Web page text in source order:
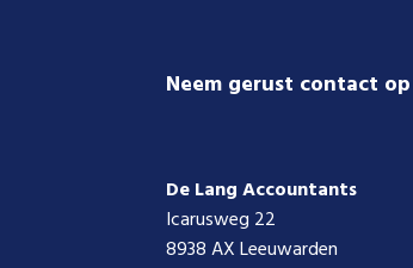
Neem gerust contact op
De Lang Accountants
Icarusweg 22
8938 AX Leeuwarden